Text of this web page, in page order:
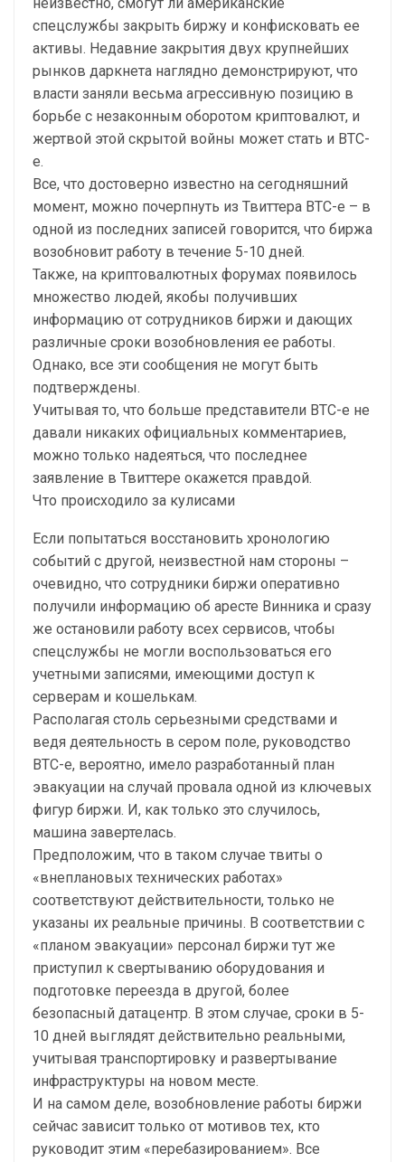
спецслужбы закрыть биржу и конфисковать ее
активы. Недавние закрытия двух крупнейших
рынков даркнета наглядно демонстрируют, что
власти заняли весьма агрессивную позицию в
борьбе с незаконным оборотом криптовалют, и
жертвой этой скрытой войны может стать и BTC-
e.
Все, что достоверно известно на сегодняшний
момент, можно почерпнуть из Твиттера BTC-e – в
одной из последних записей говорится, что биржа
возобновит работу в течение 5-10 дней.
Также, на криптовалютных форумах появилось
множество людей, якобы получивших
информацию от сотрудников биржи и дающих
различные сроки возобновления ее работы.
Однако, все эти сообщения не могут быть
подтверждены.
Учитывая то, что больше представители BTC-e не
давали никаких официальных комментариев,
можно только надеяться, что последнее
заявление в Твиттере окажется правдой.
Что происходило за кулисами
Если попытаться восстановить хронологию
событий с другой, неизвестной нам стороны –
очевидно, что сотрудники биржи оперативно
получили информацию об аресте Винника и сразу
же остановили работу всех сервисов, чтобы
спецслужбы не могли воспользоваться его
учетными записями, имеющими доступ к
серверам и кошелькам.
Располагая столь серьезными средствами и
ведя деятельность в сером поле, руководство
BTC-e, вероятно, имело разработанный план
эвакуации на случай провала одной из ключевых
фигур биржи. И, как только это случилось,
машина завертелась.
Предположим, что в таком случае твиты о
«внеплановых технических работах»
соответствуют действительности, только не
указаны их реальные причины. В соответствии с
«планом эвакуации» персонал биржи тут же
приступил к свертыванию оборудования и
подготовке переезда в другой, более
безопасный датацентр. В этом случае, сроки в 5-
10 дней выглядят действительно реальными,
учитывая транспортировку и развертывание
инфраструктуры на новом месте.
И на самом деле, возобновление работы биржи
сейчас зависит только от мотивов тех, кто
руководит этим «перебазированием». Все